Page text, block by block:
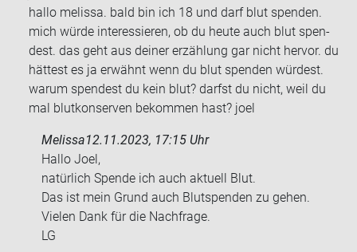
hallo me­lis­sa. bald bin ich 18 und darf blut spen­den.
mich würde in­ter­es­sie­ren, ob du heute auch blut spen­
dest. das geht aus dei­ner er­zäh­lung gar nicht her­vor. du
hät­test es ja er­wähnt wenn du blut spen­den wür­dest.
warum spen­dest du kein blut? darfst du nicht, weil du
mal blut­kon­ser­ven be­kom­men hast? joel
Melissa12.11.2023, 17:15 Uhr
Hallo Joel,
na­tür­lich Spen­de ich auch ak­tu­ell Blut.
Das ist mein Grund auch Blut­spen­den zu gehen.
Vie­len Dank für die Nach­fra­ge.
LG